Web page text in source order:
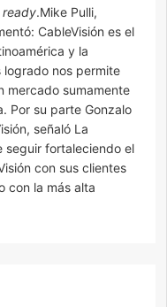
.Mike Pulli,
CableVisión es el
y la
nos permite
mercado sumamente
Por su parte Gonzalo
señaló La
seguir fortaleciendo el
con sus clientes
con la más alta